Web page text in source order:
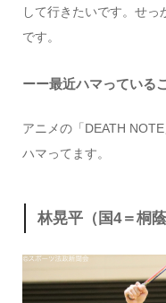
して行きたいです。せ
です。
ーー最近ハマっている
アニメの「DEATH NOTE
ハマってます。
林晃平（国4＝桐蔭